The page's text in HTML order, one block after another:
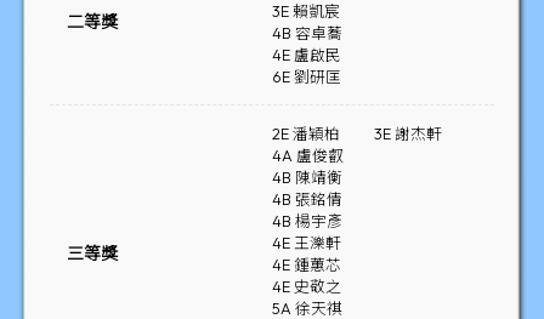
二等獎
3E 賴凱宸
4B 容卓蕎
4E 盧啟民
6E 劉研匡
三等獎
2E 潘穎柏
3E 謝杰軒
4A 盧俊叡
4B 陳靖衡
4B 張銘倩
4B 楊宇彥
4E 王濼軒
4E 鍾蕙芯
4E 史敬之
5A 徐天祺